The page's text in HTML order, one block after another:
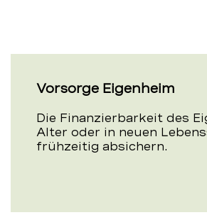
Vorsorge Eigenheim
Die Finanzierbarkeit des
Alter oder in neuen
frühzeitig absichern.